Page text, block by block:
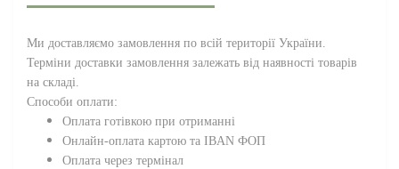
Ми доставляємо замовлення по всій території України.
Терміни доставки замовлення залежать від наявності товарів
на складі.
Способи оплати:
Оплата готівкою при отриманні
Онлайн-оплата картою та IBAN ФОП
Оплата через термінал